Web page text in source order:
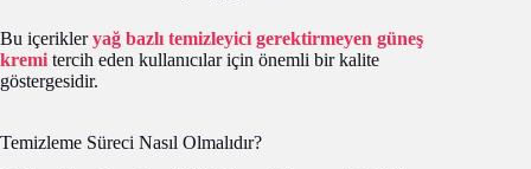
Bu içerikleryağ bazlı temizleyici gerektirmeyen güneş
kremi tercih eden kullanıcılar için önemli bir kalite
göstergesidir.
Temizleme Süreci Nasıl Olmalıdır?